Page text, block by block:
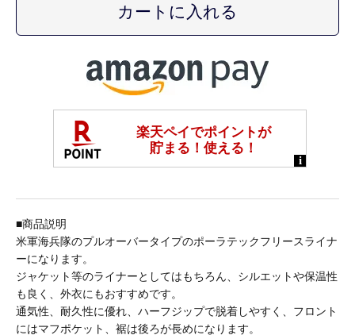
■商品説明
米軍海兵隊のプルオーバータイプのポーラテックフリースライナ
ーになります。
ジャケット等のライナーとしてはもちろん、シルエットや保温性
も良く、外衣にもおすすめです。
通気性、耐久性に優れ、ハーフジップで脱着しやすく、フロント
にはマフポケット、裾は後ろが長めになります。
ANACHRONORM
B.A.F(Brooklyn Armed Forces Inc.)
BAGABOO